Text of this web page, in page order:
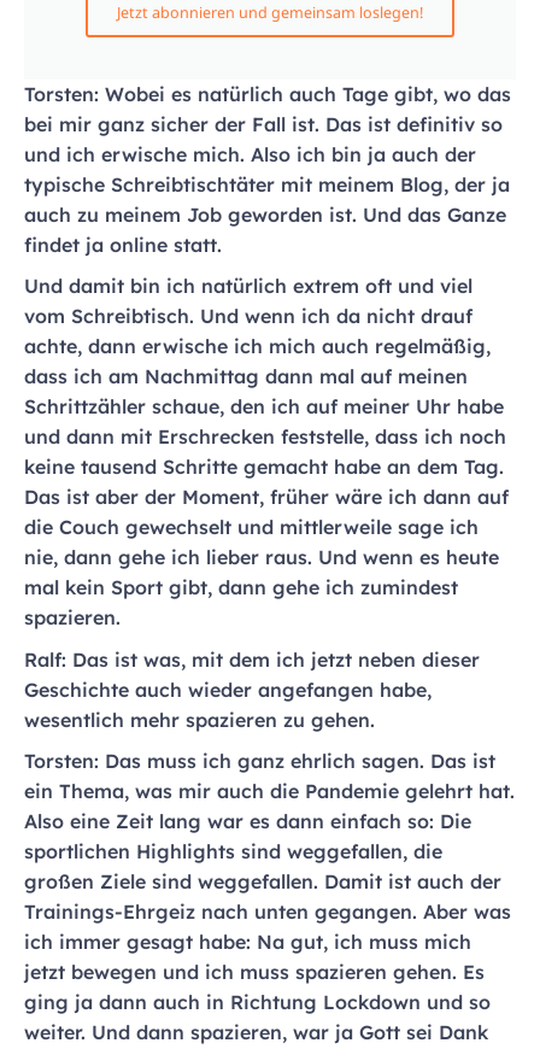
Jetzt abonnieren und gemeinsam loslegen!
Torsten: Wobei es natürlich auch Tage gibt, wo das
bei mir ganz sicher der Fall ist. Das ist definitiv so
und ich erwische mich. Also ich bin ja auch der
typische Schreibtischtäter mit meinem Blog, der ja
auch zu meinem Job geworden ist. Und das Ganze
findet ja online statt.
Und damit bin ich natürlich extrem oft und viel
vom Schreibtisch. Und wenn ich da nicht drauf
achte, dann erwische ich mich auch regelmäßig,
dass ich am Nachmittag dann mal auf meinen
Schrittzähler schaue, den ich auf meiner Uhr habe
und dann mit Erschrecken feststelle, dass ich noch
keine tausend Schritte gemacht habe an dem Tag.
Das ist aber der Moment, früher wäre ich dann auf
die Couch gewechselt und mittlerweile sage ich
nie, dann gehe ich lieber raus. Und wenn es heute
mal kein Sport gibt, dann gehe ich zumindest
spazieren.
Ralf: Das ist was, mit dem ich jetzt neben dieser
Geschichte auch wieder angefangen habe,
wesentlich mehr spazieren zu gehen.
Torsten: Das muss ich ganz ehrlich sagen. Das ist
ein Thema, was mir auch die Pandemie gelehrt hat.
Also eine Zeit lang war es dann einfach so: Die
sportlichen Highlights sind weggefallen, die
großen Ziele sind weggefallen. Damit ist auch der
Trainings-Ehrgeiz nach unten gegangen. Aber was
ich immer gesagt habe: Na gut, ich muss mich
jetzt bewegen und ich muss spazieren gehen. Es
ging ja dann auch in Richtung Lockdown und so
weiter. Und dann spazieren, war ja Gott sei Dank